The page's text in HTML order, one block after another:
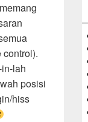
lah
posisi
hiss